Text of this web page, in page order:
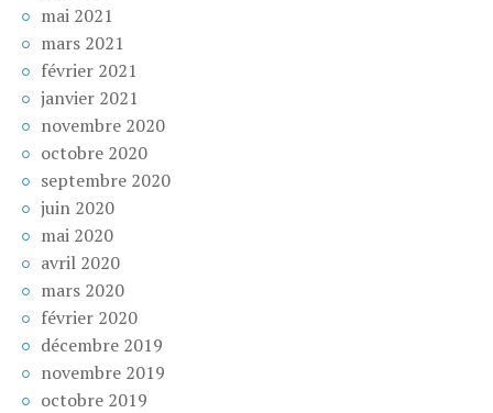
mai 2021
mars 2021
février 2021
janvier 2021
novembre 2020
octobre 2020
septembre 2020
juin 2020
mai 2020
avril 2020
mars 2020
février 2020
décembre 2019
novembre 2019
octobre 2019